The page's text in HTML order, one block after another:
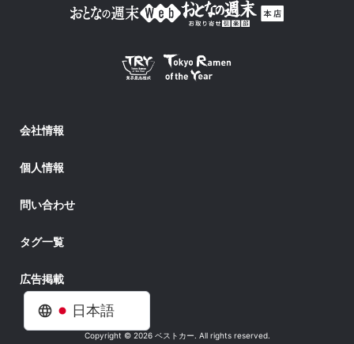
日本語
会社情報
個人情報
問い合わせ
タグ一覧
広告掲載
Copyright © 2026 ベストカー. All rights reserved.